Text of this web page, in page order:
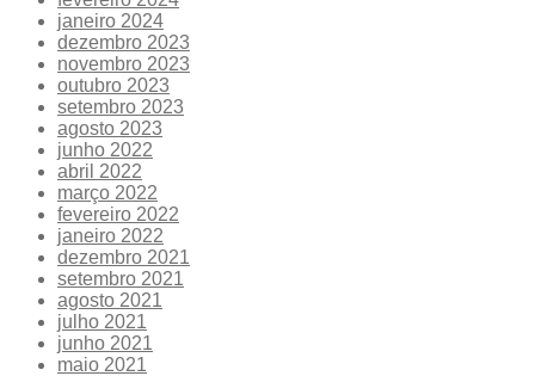
janeiro 2024
dezembro 2023
novembro 2023
outubro 2023
setembro 2023
agosto 2023
junho 2022
abril 2022
março 2022
fevereiro 2022
janeiro 2022
dezembro 2021
setembro 2021
agosto 2021
julho 2021
junho 2021
maio 2021